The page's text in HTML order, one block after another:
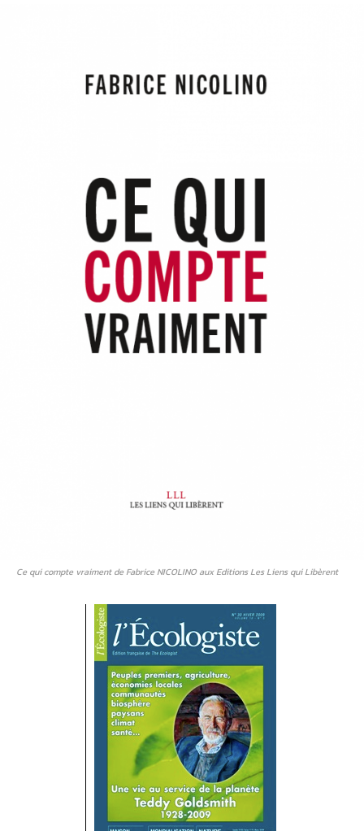
Ce qui compte vraiment de Fabrice NICOLINO aux Editions Les Liens qui Libèrent